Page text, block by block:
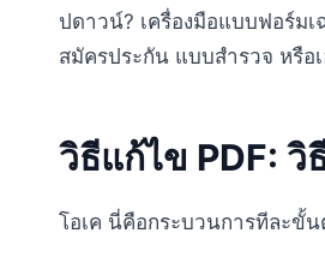
ปดาวน์? เครื่องมือแบบฟอร์ม
สมัครประกัน แบบสำรวจ หรือ
วิธีแก้ไข PDF: วิ
โอเค นี่คือกระบวนการทีละขั้